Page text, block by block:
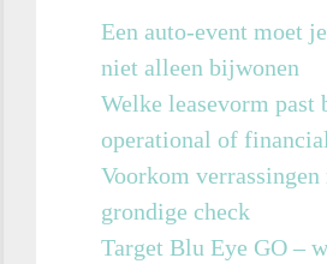
Een auto-event moet
niet alleen bijwonen
Welke leasevorm past
operational of
Voorkom verrassingen
grondige check
Target Blu Eye GO –